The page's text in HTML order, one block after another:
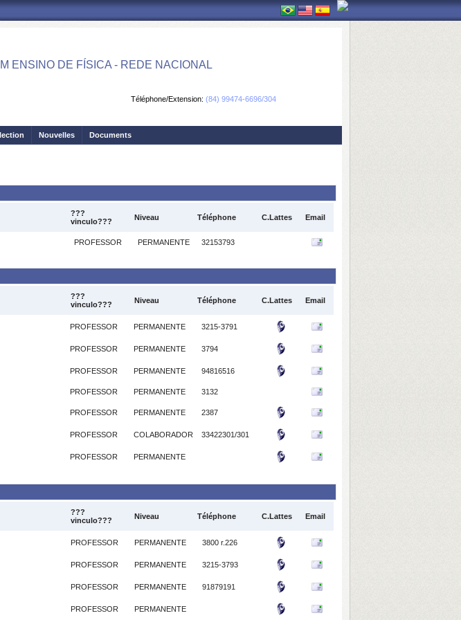
ENSINO DE FÍSICA - REDE NACIONAL
Téléphone/Extension: (84) 99474-6696/304
Nouvelles Documents
???
vinculo???
Niveau Téléphone C.Lattes Email
PROFESSOR PERMANENTE 32153793
???
vinculo???
Niveau Téléphone C.Lattes Email
PROFESSOR PERMANENTE 3215-3791
PROFESSOR PERMANENTE 3794
PROFESSOR PERMANENTE 94816516
PROFESSOR PERMANENTE 3132
PROFESSOR PERMANENTE 2387
PROFESSOR COLABORADOR 33422301/301
PROFESSOR PERMANENTE
???
vinculo???
Niveau Téléphone C.Lattes Email
PROFESSOR PERMANENTE 3800 r.226
PROFESSOR PERMANENTE 3215-3793
PROFESSOR PERMANENTE 91879191
PROFESSOR PERMANENTE